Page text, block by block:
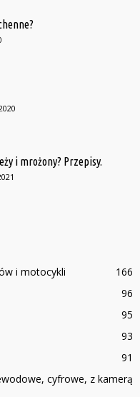
i mrożony? Przepisy.
i motocykli
166
96
95
93
91
cyfrowe, z kamerą